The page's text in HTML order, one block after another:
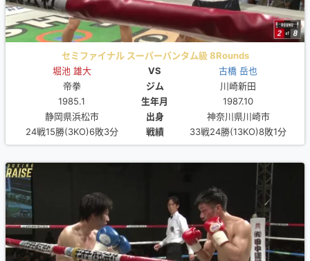
セミファイナル スーパーバンタム級 8Rounds
堀池 雄大
VS
古橋 岳也
帝拳
ジム
川崎新田
1985.1
生年月
1987.10
静岡県浜松市
出身
神奈川県川崎市
24戦15勝(3KO)6敗3分
戦績 33戦24勝(13KO)8敗1分